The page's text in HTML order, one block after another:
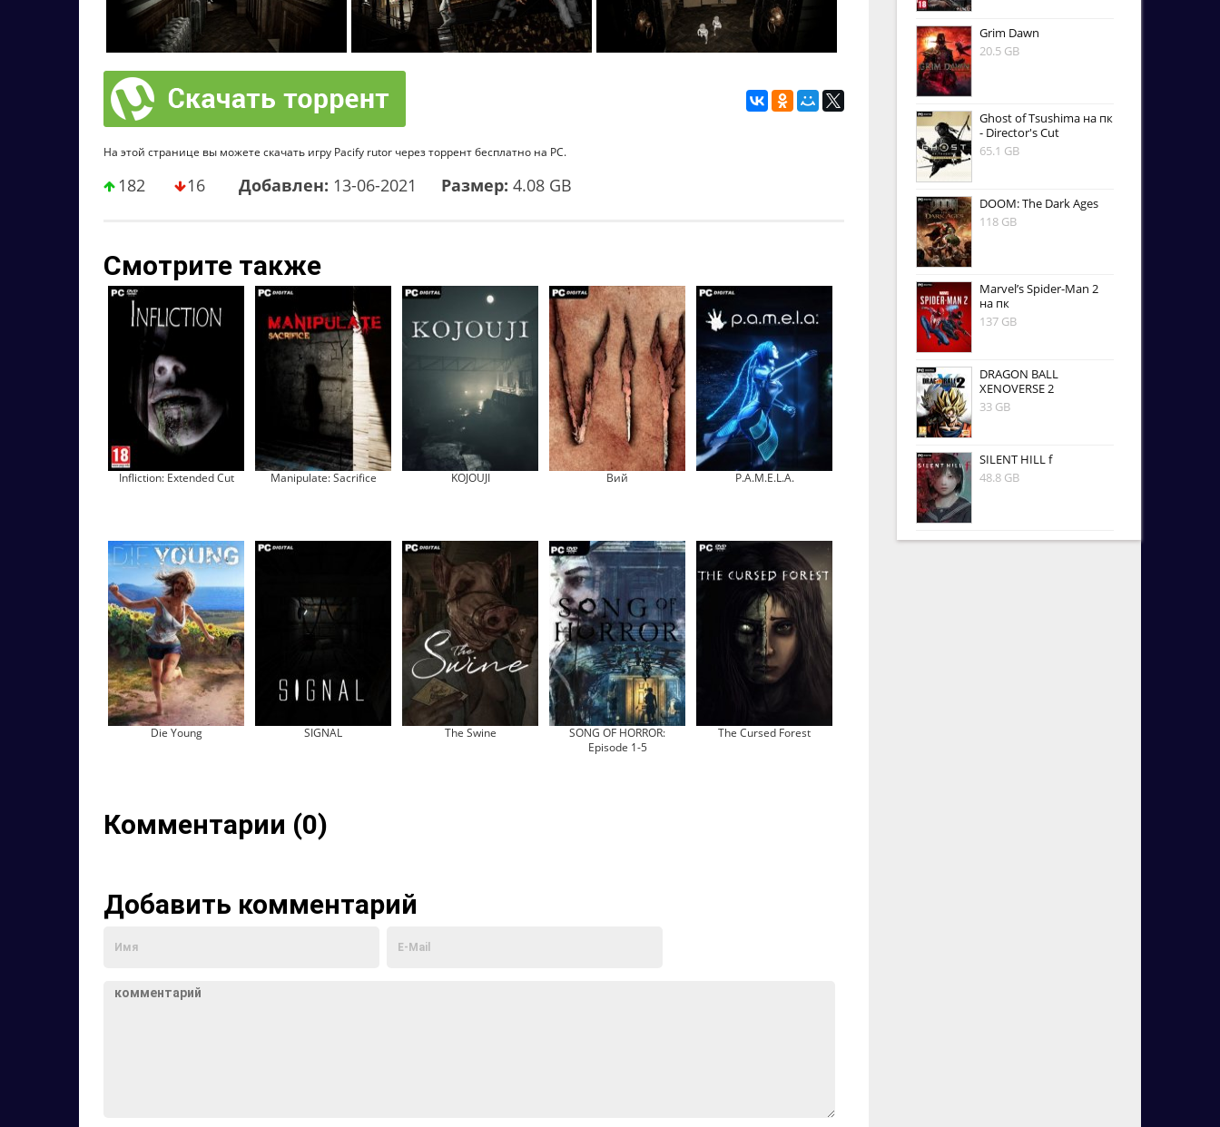
На этой странице вы можете скачать игру Pacify rutor через торрент бесплатно на PC.
182 16 Добавлен: 13-06-2021 Размер: 4.08 GB
Смотрите также
Infliction: Extended Cut Manipulate: Sacrifice KOJOUJI Вий P.A.M.E.L.A.
Die Young SIGNAL The Swine
SONG OF HORROR:
Episode 1-5
The Cursed Forest
Комментарии (0)
Добавить комментарий
Grim Dawn
20.5 GB
Ghost of Tsushima на пк
- Director's Cut
65.1 GB
DOOM: The Dark Ages
118 GB
Marvel’s Spider-Man 2
на пк
137 GB
DRAGON BALL
XENOVERSE 2
33 GB
SILENT HILL f
48.8 GB